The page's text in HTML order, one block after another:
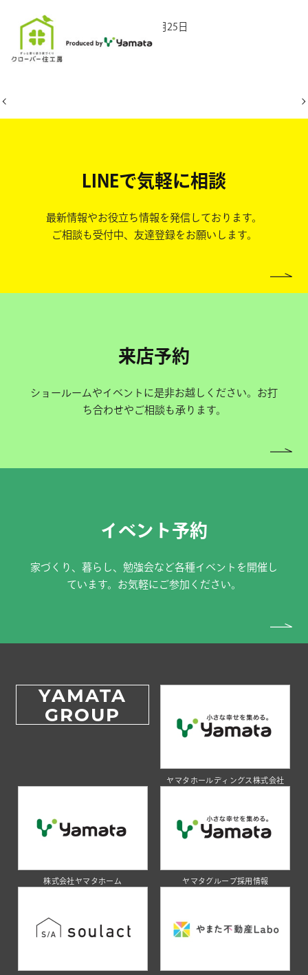
2025年10月25日
LINEで気軽に相談
最新情報やお役立ち情報を発信しております。
ご相談も受付中、友達登録をお願いします。
来店予約
ショールームやイベントに是非お越しください。お打
ち合わせやご相談も承ります。
イベント予約
家づくり、暮らし、勉強会など各種イベントを開催し
ています。お気軽にご参加ください。
YAMATA
GROUP
ヤマタホールディングス株式会社
株式会社ヤマタホーム ヤマタグループ採用情報